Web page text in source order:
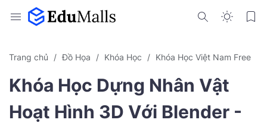
Trang chủ Đồ Họa Khóa Học Khóa Học Việt Nam Free
Khóa Học Dựng Nhân Vật
Hoạt Hình 3D Với Blender -